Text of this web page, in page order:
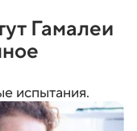
Гамалеи
испытания.